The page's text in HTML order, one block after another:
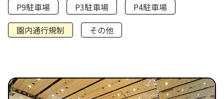
P9駐車場
P3駐車場
P4駐車場
園内通行規制
その他